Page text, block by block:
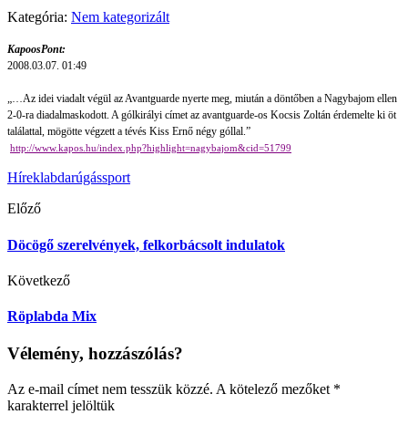
Kategória: Nem kategorizált
KapoosPont:
2008.03.07. 01:49
„…Az idei viadalt végül az Avantguarde nyerte meg, miután a döntőben a Nagybajom ellen
2-0-ra diadalmaskodott. A gólkirályi címet az avantguarde-os Kocsis Zoltán érdemelte ki öt
találattal, mögötte végzett a tévés Kiss Ernő négy góllal.”
http://www.kapos.hu/index.php?highlight=nagybajom&cid=51799
Híreklabdarúgássport
Előző
Döcögő szerelvények, felkorbácsolt indulatok
Következő
Röplabda Mix
Vélemény, hozzászólás?
Az e-mail címet nem tesszük közzé. A kötelező mezőket *
karakterrel jelöltük